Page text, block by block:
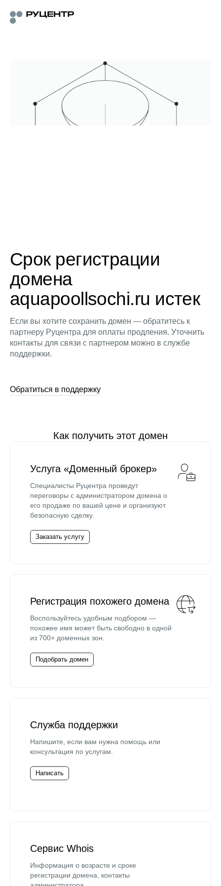
Срок регистрации
домена
aquapoollsochi.ru истек
Если вы хотите сохранить домен — обратитесь к
партнеру Руцентра для оплаты продления. Уточнить
контакты для связи с партнером можно в службе
поддержки.
Обратиться в поддержку
Как получить этот домен
Услуга «Доменный брокер»
Специалисты Руцентра проведут
переговоры с администратором домена о
его продаже по вашей цене и организуют
безопасную сделку.
Заказать услугу
Регистрация похожего домена
Воспользуйтесь удобным подбором —
похожее имя может быть свободно в одной
из 700+ доменных зон.
Подобрать домен
Служба поддержки
Напишите, если вам нужна помощь или
консультация по услугам.
Написать
Сервис Whois
Информация о возрасте и сроке
регистрации домена, контакты